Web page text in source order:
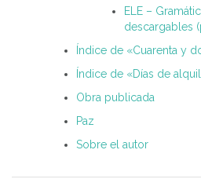
ELE –
descargables
Índice de «Cuarenta y
Índice de «Días de
Obra publicada
Paz
Sobre el autor